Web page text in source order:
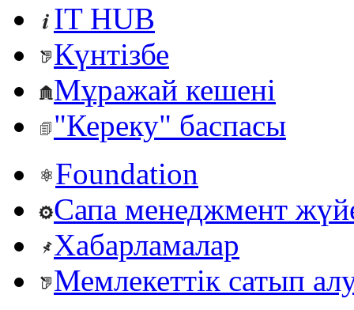
IT HUB
Күнтізбе
Мұражай кешені
"Кереку" баспасы
Foundation
Сапа менеджмент
Хабарламалар
Мемлекеттік сатып